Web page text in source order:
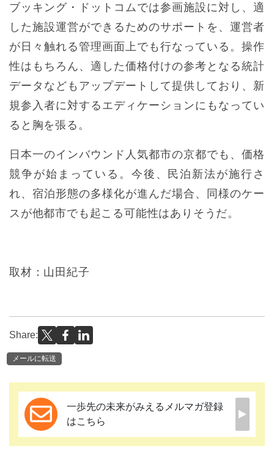
ブッキング・ドットコムでは参画施設に対し、適
した施設運営ができるためのサポートを、運営者
が日々触れる管理画面上でも行なっている。操作
性はもちろん、適した価格付けの参考となる統計
データなどもアップデートして提供しており、新
規参入者に対するエディケーションにもなってい
ると胸を張る。
日本一のインバウンド人気都市の京都でも、価格
競争が始まっている。今後、民泊新法が施行さ
れ、宿泊形態の多様化が進んだ場合、同様のケー
スが他都市でも起こる可能性はありそうだ。
取材：山田紀子
Share:
メールに転送
一歩先の未来がみえるメルマガ登録
はこちら